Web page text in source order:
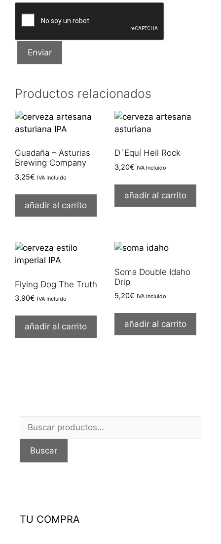
Productos relacionados
Guadaña – Asturias
Brewing Company
3,25€ IVA Incluido
añadir al carrito
D´Equí Heil Rock
3,20€ IVA Incluido
añadir al carrito
Flying Dog The Truth
3,90€ IVA Incluido
añadir al carrito
Soma Double Idaho
Drip
5,20€ IVA Incluido
añadir al carrito
Buscar
Buscar
TU COMPRA